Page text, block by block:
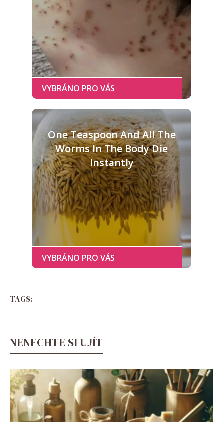
One Teaspoon And All The
Worms In The Body Die
Instantly
TAGS:
NENECHTE SI UJÍT